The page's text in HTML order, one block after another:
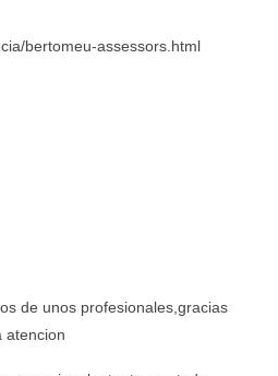
bertomeu-assessors.html
de unos profesionales,gracias
atencion